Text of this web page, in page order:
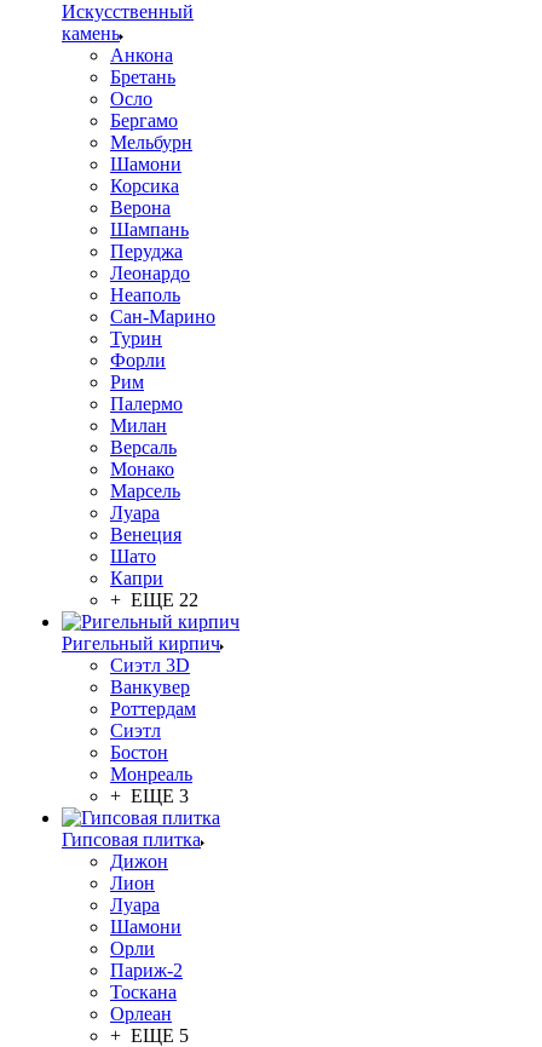
Искусственный
камень
Анкона
Бретань
Осло
Бергамо
Мельбурн
Шамони
Корсика
Верона
Шампань
Перуджа
Леонардо
Неаполь
Сан-Марино
Турин
Форли
Рим
Палермо
Милан
Версаль
Монако
Марсель
Луара
Венеция
Шато
Капри
+ ЕЩЕ 22
Ригельный кирпич
Сиэтл 3D
Ванкувер
Роттердам
Сиэтл
Бостон
Монреаль
+ ЕЩЕ 3
Гипсовая плитка
Дижон
Лион
Луара
Шамони
Орли
Париж-2
Тоскана
Орлеан
+ ЕЩЕ 5